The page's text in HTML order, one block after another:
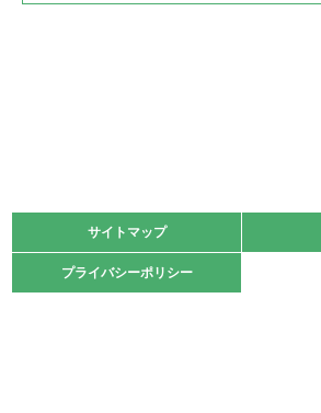
2022.05.22
緑ケ丘体育館
2021.10.23
卓球選手権大会ラージボールの部開催☆
サイトマップ
プライバシーポリシー
サイトマップ
プライバシーポリシー